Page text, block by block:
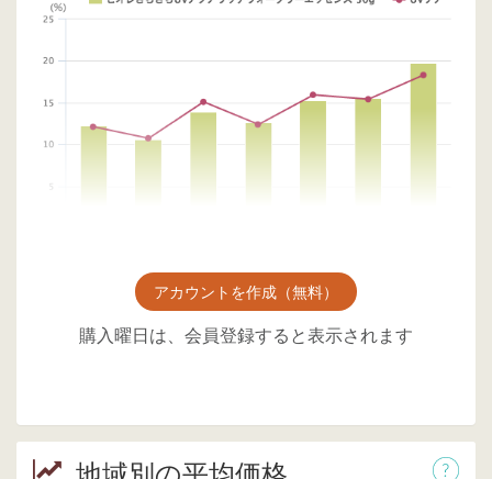
アカウントを作成（無料）
購入曜日は、会員登録すると表示されます